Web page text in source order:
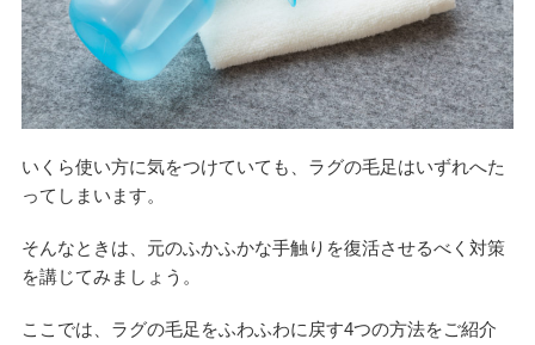
いくら使い方に気をつけていても、ラグの毛足はいずれへた
ってしまいます。
そんなときは、元のふかふかな手触りを復活させるべく対策
を講じてみましょう。
ここでは、ラグの毛足をふわふわに戻す4つの方法をご紹介